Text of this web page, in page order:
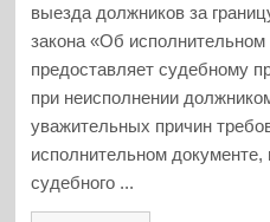
выезда должников за
закона «Об исполнительном
предоставляет судебному
при неисполнении
уважительных причин
исполнительном
судебного ...